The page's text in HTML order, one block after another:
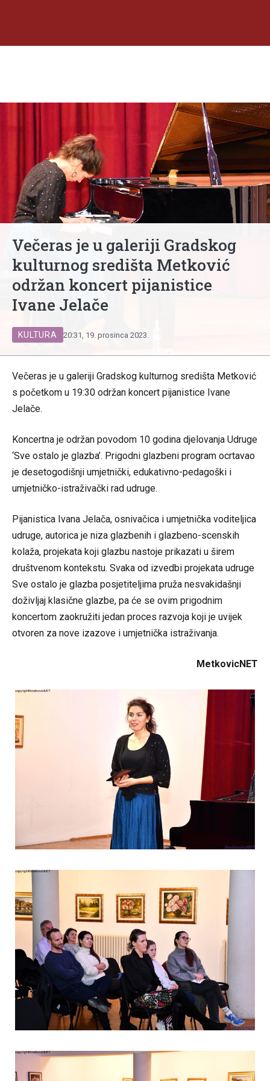
Večeras je u galeriji Gradskog
kulturnog središta Metković
održan koncert pijanistice
Ivane Jelače
KULTURA 20:31, 19. prosinca 2023.
Večeras je u galeriji Gradskog kulturnog središta Metković
s početkom u 19:30 održan koncert pijanistice Ivane
Jelače.
Koncertna je održan povodom 10 godina djelovanja Udruge
‘Sve ostalo je glazba’. Prigodni glazbeni program ocrtavao
je desetogodišnji umjetnički, edukativno-pedagoški i
umjetničko-istraživački rad udruge.
Pijanistica Ivana Jelača, osnivačica i umjetnička voditeljica
udruge, autorica je niza glazbenih i glazbeno-scenskih
kolaža, projekata koji glazbu nastoje prikazati u širem
društvenom kontekstu. Svaka od izvedbi projekata udruge
Sve ostalo je glazba posjetiteljima pruža nesvakidašnji
doživljaj klasične glazbe, pa će se ovim prigodnim
koncertom zaokružiti jedan proces razvoja koji je uvijek
otvoren za nove izazove i umjetnička istraživanja.
MetkovicNET